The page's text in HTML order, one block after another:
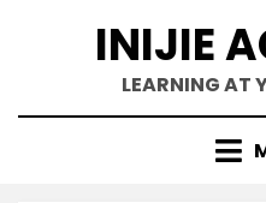
INIJIE
LEARNING AT